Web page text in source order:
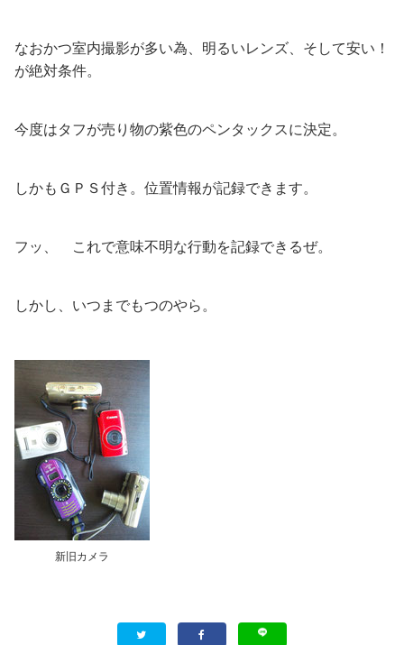
なおかつ室内撮影が多い為、明るいレンズ、そして安い！
が絶対条件。
今度はタフが売り物の紫色のペンタックスに決定。
しかもＧＰＳ付き。位置情報が記録できます。
フッ、 これで意味不明な行動を記録できるぜ。
しかし、いつまでもつのやら。
新旧カメラ